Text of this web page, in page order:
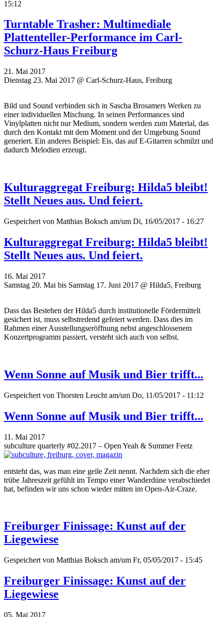
15:12
Turntable Trasher: Multimediale
Plattenteller-Performance im Carl-
Schurz-Haus Freiburg
21. Mai 2017
Dienstag 23. Mai 2017 @ Carl-Schurz-Haus, Freiburg
Bild und Sound verbinden sich in Sascha Brosamers Werken zu
einer individuellen Mischung. In seinen Performances sind
Vinylplatten nicht nur Medium, sondern werden zum Material, das
durch den Kontakt mit dem Moment und der Umgebung Sound
generiert. Ein anderes Beispiel: Eis, das auf E-Gitarren schmilzt und
dadurch Melodien erzeugt.
Kulturaggregat Freiburg: Hilda5 bleibt!
Stellt Neues aus. Und feiert.
Gespeichert von Matthias Boksch am/um Di, 16/05/2017 - 16:27
Kulturaggregat Freiburg: Hilda5 bleibt!
Stellt Neues aus. Und feiert.
16. Mai 2017
Samstag 20. Mai bis Samstag 17. Juni 2017 @ Hilda5, Freiburg
Dass das Bestehen der Hilda5 durch institutionelle Fördermittelt
gesichert ist, muss selbstredend gefeiert werden. Dass dies im
Rahmen einer Ausstellungseröffnung nebst angeschlossenem
Konzertprogramm passiert, versteht sich auch von selbst.
Wenn Sonne auf Musik und Bier trifft...
Gespeichert von Thorsten Leucht am/um Do, 11/05/2017 - 11:12
Wenn Sonne auf Musik und Bier trifft...
11. Mai 2017
subculture quarterly #02.2017 – Open Yeah & Summer Feetz
entsteht das, was man eine geile Zeit nennt. Nachdem sich die eher
trübe Jahreszeit gefühlt im Tempo einer Wanderdüne verabschiedet
hat, befinden wir uns schon wieder mitten im Open-Air-Craze.
Freiburger Finissage: Kunst auf der
Liegewiese
Gespeichert von Matthias Boksch am/um Fr, 05/05/2017 - 15:45
Freiburger Finissage: Kunst auf der
Liegewiese
05. Mai 2017